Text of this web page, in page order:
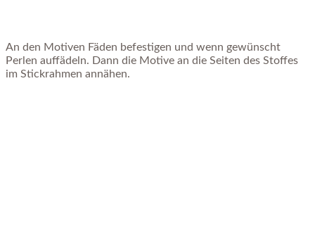
An den Motiven Fäden befestigen und wenn gewünscht
Perlen auffädeln. Dann die Motive an die Seiten des Stoffes
im Stickrahmen annähen.